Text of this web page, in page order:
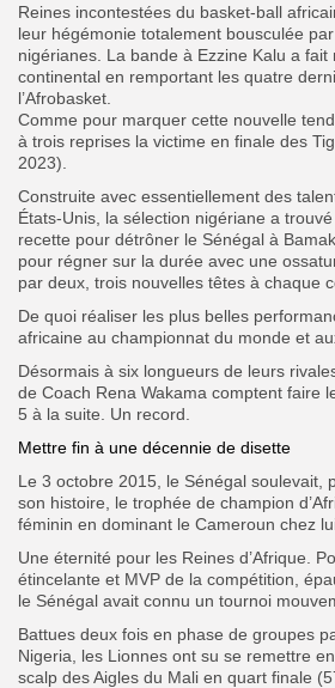
Reines incontestées du basket-ball
leur hégémonie totalement bousculée
nigérianes. La bande à Ezzine Kalu a fait
continental en remportant les quatre
l’Afrobasket.
Comme pour marquer cette nouvelle
à trois reprises la victime en finale des
2023).
Construite avec essentiellement des
États-Unis, la sélection nigériane a
recette pour détrôner le Sénégal à
pour régner sur la durée avec une
par deux, trois nouvelles têtes à chaque
De quoi réaliser les plus belles
africaine au championnat du monde et
Désormais à six longueurs de leurs
de Coach Rena Wakama comptent faire
5 à la suite. Un record.
Mettre fin à une décennie de disette
Le 3 octobre 2015, le Sénégal soulevait,
son histoire, le trophée de champion
féminin en dominant le Cameroun chez
Une éternité pour les Reines d’Afrique.
étincelante et MVP de la compétition,
le Sénégal avait connu un tournoi
Battues deux fois en phase de groupes
Nigeria, les Lionnes ont su se remettre
scalp des Aigles du Mali en quart finale